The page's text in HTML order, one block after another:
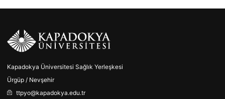
Kapadokya Üniversitesi Sağlık Yerleşkesi
Ürgüp / Nevşehir
ttpyo@kapadokya.edu.tr